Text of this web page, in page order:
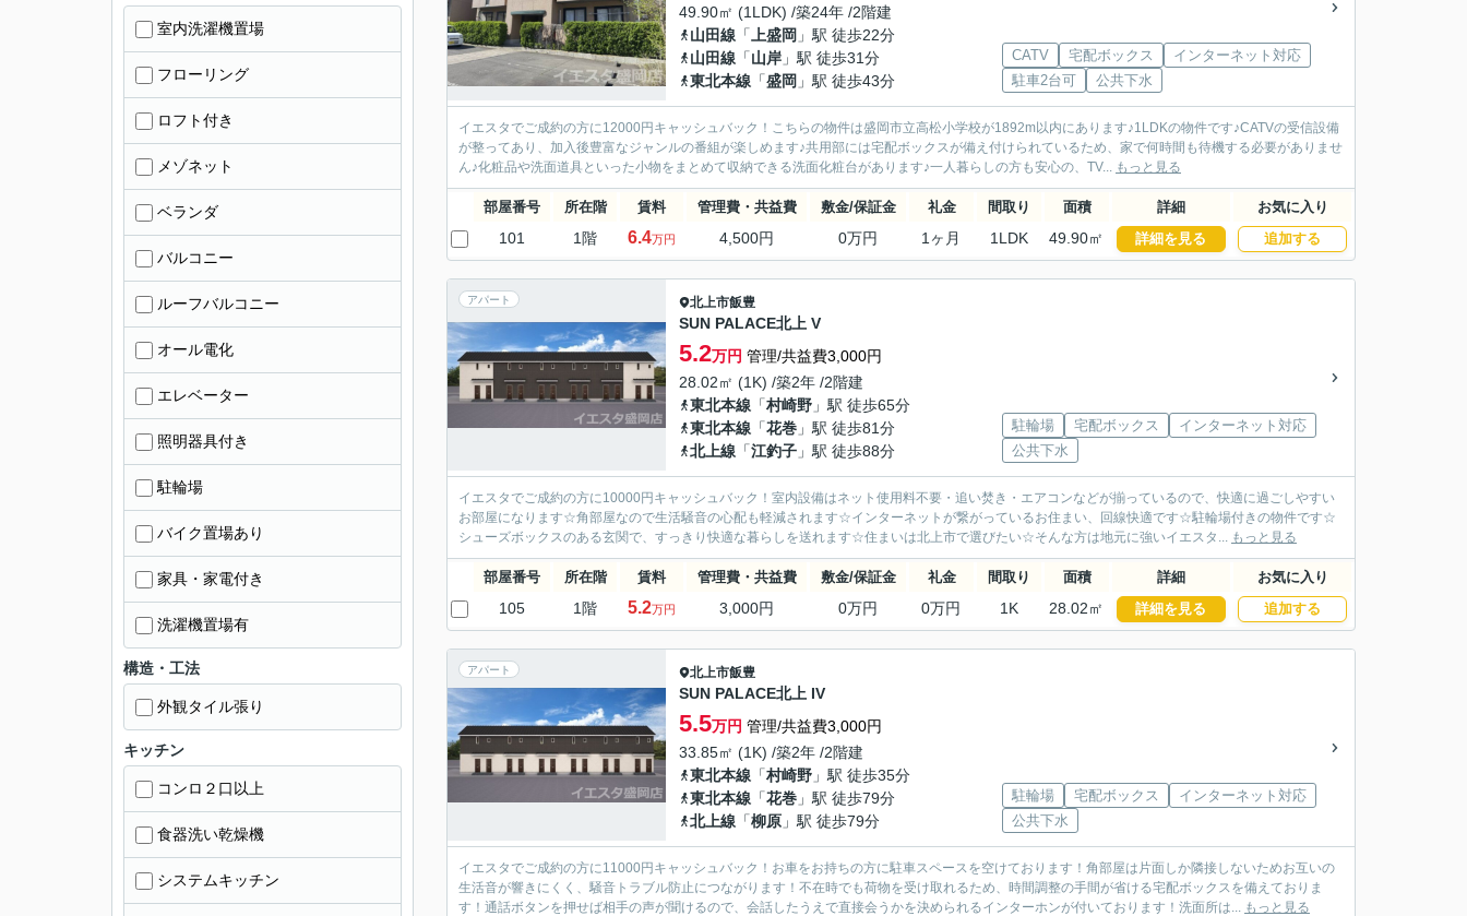
49.90㎡ (1LDK) /築24年 /2階建
山田線 「 上盛岡 」駅 徒歩22分
山田線 「山岸 」駅 徒歩31分
東北本線 「盛岡 」駅 徒歩43分
CATV 宅配ボックス
インターネット対応
駐車2台可
公共下水
イエスタでご成約の方に12000円キャッシュバック！こちらの物件は盛岡市立高松小学校が1892m以内にあります♪1LDKの物件です♪CATVの受信設備
が整ってあり、加入後豊富なジャンルの番組が楽しめます♪共用部には宅配ボックスが備え付けられているため、家で何時間も待機する必要がありませ
ん♪化粧品や洗面道具といった小物をまとめて収納できる洗面化粧台があります♪一人暮らしの方も安心の、TV... もっと見る
部屋番号 所在階 賃料 管理費・共益費 敷金/保証金 礼金 間取り 面積 詳細 お気に入り
101 1階 6.4万円 4,500円 0万円 1ヶ月 1LDK 49.90㎡ 詳細を見る 追加する
アパート 北上市飯豊
SUN PALACE北上 V
5.2万円 管理/共益費3,000円
28.02㎡ (1K) /築2年 /2階建
東北本線 「村崎野 」駅 徒歩65分
東北本線 「花巻 」駅 徒歩81分
北上線 「江釣子 」駅 徒歩88分
駐輪場 宅配ボックス
インターネット対応
公共下水
イエスタでご成約の方に10000円キャッシュバック！室内設備はネット使用料不要・追い焚き・エアコンなどが揃っているので、快適に過ごしやすい
お部屋になります☆角部屋なので生活騒音の心配も軽減されます☆インターネットが繋がっているお住まい、回線快適です☆駐輪場付きの物件です☆
シューズボックスのある玄関で、すっきり快適な暮らしを送れます☆住まいは北上市で選びたい☆そんな方は地元に強いイエスタ... もっと見る
部屋番号 所在階 賃料 管理費・共益費 敷金/保証金 礼金 間取り 面積 詳細 お気に入り
105 1階 5.2万円 3,000円 0万円 0万円 1K 28.02㎡ 詳細を見る 追加する
アパート 北上市飯豊
SUN PALACE北上 IV
5.5万円 管理/共益費3,000円
33.85㎡ (1K) /築2年 /2階建
東北本線 「村崎野 」駅 徒歩35分
東北本線 「花巻 」駅 徒歩79分
北上線 「柳原 」駅 徒歩79分
駐輪場 宅配ボックス
インターネット対応
公共下水
イエスタでご成約の方に11000円キャッシュバック！お車をお持ちの方に駐車スペースを空けております！角部屋は片面しか隣接しないためお互いの
生活音が響きにくく、騒音トラブル防止につながります！不在時でも荷物を受け取れるため、時間調整の手間が省ける宅配ボックスを備えておりま
す！通話ボタンを押せば相手の声が聞けるので、会話したうえで直接会うかを決められるインターホンが付いております！洗面所は... もっと見る
室内洗濯機置場
フローリング
ロフト付き
メゾネット
ベランダ
バルコニー
ルーフバルコニー
オール電化
エレベーター
照明器具付き
駐輪場
バイク置場あり
家具・家電付き
洗濯機置場有
構造・工法
外観タイル張り
キッチン
コンロ２口以上
食器洗い乾燥機
システムキッチン